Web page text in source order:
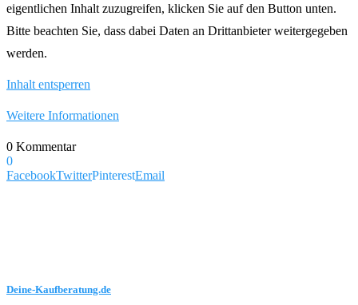
eigentlichen Inhalt zuzugreifen, klicken Sie auf den Button unten.
Bitte beachten Sie, dass dabei Daten an Drittanbieter weitergegeben
werden.
Inhalt entsperren
Weitere Informationen
0 Kommentar
0
FacebookTwitterPinterestEmail
Deine-Kaufberatung.de